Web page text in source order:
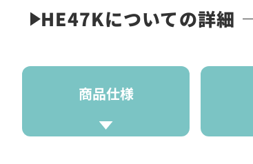
HE47Kについての詳細
商品仕様